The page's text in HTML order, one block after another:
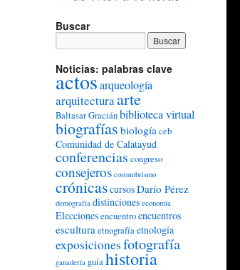
Buscar
Noticias: palabras clave
actosarqueología
arquitecturaarte
Baltasar Graciánbiblioteca virtual
biografías biología ceb
Comunidad de Calatayud
conferencias congreso
consejeros costumbrismo
crónicascursosDarío Pérez
demografía distinciones economía
Eleccionesencuentroencuentros
escultura etnografíaetnología
exposicionesfotografía
ganadería guíahistoria